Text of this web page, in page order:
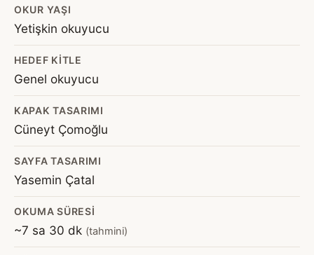
OKUR YAŞI
Yetişkin okuyucu
HEDEF KITLE
Genel okuyucu
KAPAK TASARIMI
Cüneyt Çomoğlu
SAYFA TASARIMI
Yasemin Çatal
OKUMA SÜRESI
~7 sa 30 dk (tahmini)